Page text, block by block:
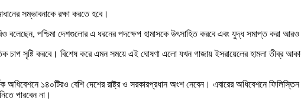
সম্ভাবনাকে রক্ষা করতে হবে।
বলেছেন, পশ্চিমা দেশগুলোর এ ধরনের পদক্ষেপ হামাসকে উৎসাহিত করবে এবং যুদ্ধ সমাপ্ত করা
সৃষ্টি করবে। বিশেষ করে এমন সময়ে এই ঘোষণা এলো যখন গাজায় ইসরায়েলের হামলা তীব্র
অধিবেশনে ১৪০টিরও বেশি দেশের রাষ্ট্র ও সরকারপ্রধান অংশ নেবেন। এবারের অধিবেশনে
পারবেন না।